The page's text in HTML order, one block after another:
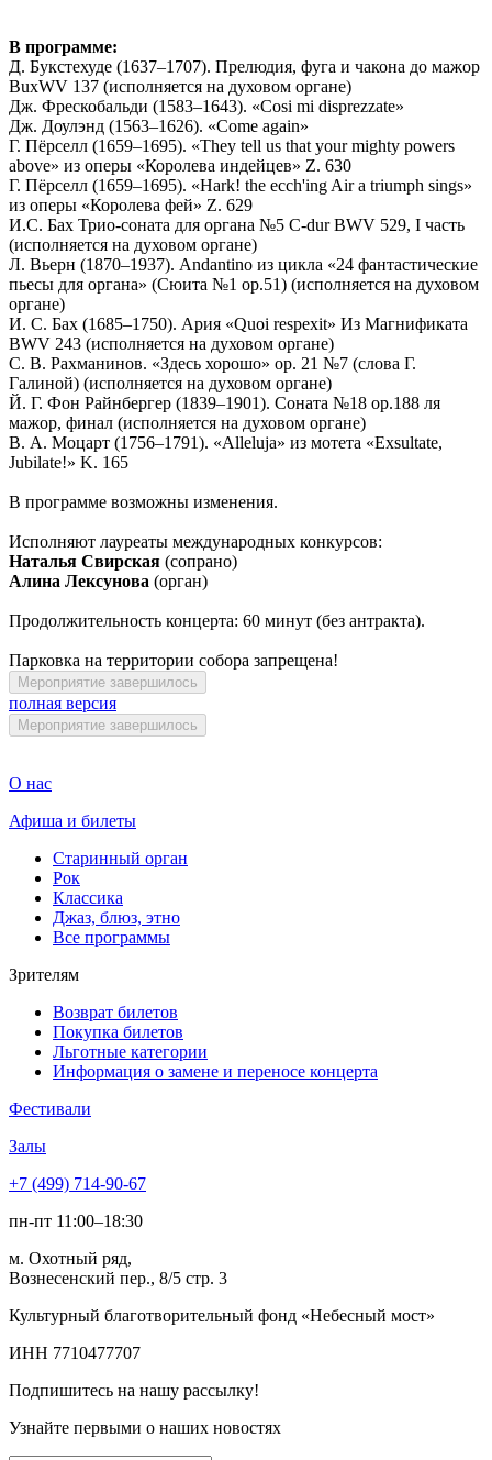
В программе:
Д. Букстехуде (1637–1707). Прелюдия, фуга и чакона до мажор
BuxWV 137 (исполняется на духовом органе)
Дж. Фрескобальди (1583–1643). «Cosi mi disprezzate»
Дж. Доулэнд (1563–1626). «Come again»
Г. Пёрселл (1659–1695). «They tell us that your mighty powers
above» из оперы «Королева индейцев» Z. 630
Г. Пёрселл (1659–1695). «Hark! the ecch'ing Air a triumph sings»
из оперы «Королева фей» Z. 629
И.С. Бах Трио-соната для органа №5 C-dur BWV 529, I часть
(исполняется на духовом органе)
Л. Вьерн (1870–1937). Andantino из цикла «24 фантастические
пьесы для органа» (Сюита №1 op.51) (исполняется на духовом
органе)
И. С. Бах (1685–1750). Ария «Quoi respexit» Из Магнификата
BWV 243 (исполняется на духовом органе)
С. В. Рахманинов. «Здесь хорошо» op. 21 №7 (слова Г.
Галиной) (исполняется на духовом органе)
Й. Г. Фон Райнбергер (1839–1901). Соната №18 op.188 ля
мажор, финал (исполняется на духовом органе)
В. А. Моцарт (1756–1791). «Alleluja» из мотета «Exsultate,
Jubilate!» K. 165
В программе возможны изменения.
Исполняют лауреаты международных конкурсов:
Наталья Свирская (сопрано)
Алина Лексунова (орган)
Продолжительность концерта: 60 минут (без антракта).
Парковка на территории собора запрещена!
Мероприятие завершилось
полная версия
Мероприятие завершилось
О нас
Афиша и билеты
Старинный орган
Рок
Классика
Джаз, блюз, этно
Все программы
Зрителям
Возврат билетов
Покупка билетов
Льготные категории
Информация о замене и переносе концерта
Фестивали
Залы
+7 (499) 714-90-67
пн-пт 11:00–18:30
м. Охотный ряд,
Вознесенский пер., 8/5 стр. 3
Культурный благотворительный фонд «Небесный мост»
ИНН 7710477707
Подпишитесь на нашу рассылку!
Узнайте первыми о наших новостях